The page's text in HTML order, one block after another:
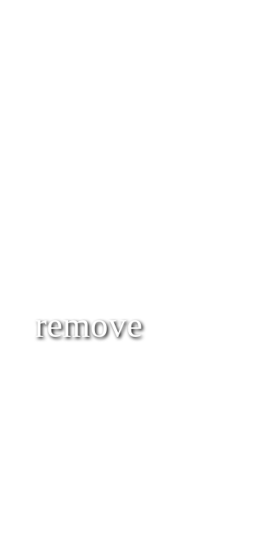
remove